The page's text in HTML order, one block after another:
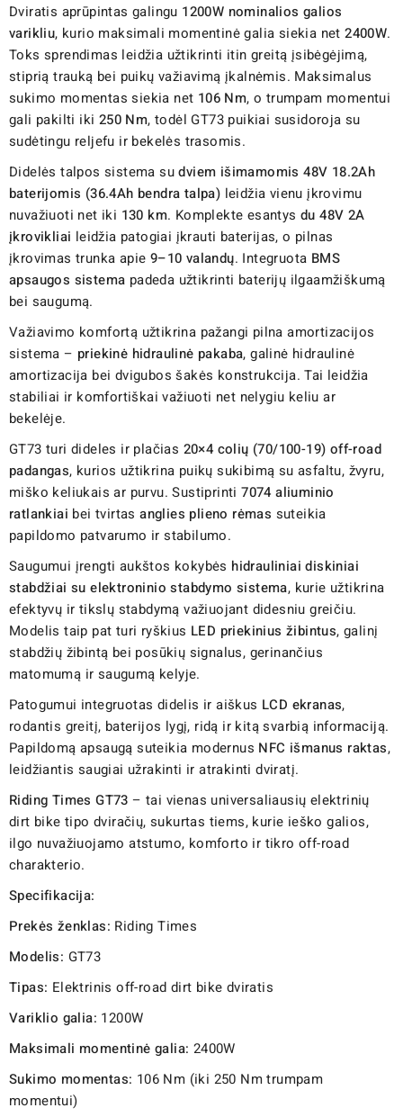
Dviratis aprūpintas galingu 1200W nominalios galios
varikliu, kurio maksimali momentinė galia siekia net2400W.
Toks sprendimas leidžia užtikrinti itin greitą įsibėgėjimą,
stiprią trauką bei puikų važiavimą įkalnėmis. Maksimalus
sukimo momentas siekia net 106 Nm, o trumpam momentui
gali pakilti iki 250 Nm, todėl GT73 puikiai susidoroja su
sudėtingu reljefu ir bekelės trasomis.
Didelės talpos sistema sudviem išimamomis 48V 18.2Ah
baterijomis (36.4Ah bendra talpa) leidžia vienu įkrovimu
nuvažiuoti net iki 130 km. Komplekte esantysdu 48V 2A
įkrovikliai leidžia patogiai įkrauti baterijas, o pilnas
įkrovimas trunka apie 9–10 valandų. Integruota BMS
apsaugos sistema padeda užtikrinti baterijų ilgaamžiškumą
bei saugumą.
Važiavimo komfortą užtikrina pažangi pilna amortizacijos
sistema – priekinė hidraulinė pakaba, galinė hidraulinė
amortizacija bei dvigubos šakės konstrukcija. Tai leidžia
stabiliai ir komfortiškai važiuoti net nelygiu keliu ar
bekelėje.
GT73 turi dideles ir plačias 20×4 colių (70/100-19) off-road
padangas, kurios užtikrina puikų sukibimą su asfaltu, žvyru,
miško keliukais ar purvu. Sustiprinti7074 aliuminio
ratlankiai bei tvirtasanglies plieno rėmas suteikia
papildomo patvarumo ir stabilumo.
Saugumui įrengti aukštos kokybės hidrauliniai diskiniai
stabdžiai su elektroninio stabdymo sistema, kurie užtikrina
efektyvų ir tikslų stabdymą važiuojant didesniu greičiu.
Modelis taip pat turi ryškius LED priekinius žibintus, galinį
stabdžių žibintą bei posūkių signalus, gerinančius
matomumą ir saugumą kelyje.
Patogumui integruotas didelis ir aiškus LCD ekranas,
rodantis greitį, baterijos lygį, ridą ir kitą svarbią informaciją.
Papildomą apsaugą suteikia modernus NFC išmanus raktas,
leidžiantis saugiai užrakinti ir atrakinti dviratį.
Riding Times GT73 – tai vienas universaliausių elektrinių
dirt bike tipo dviračių, sukurtas tiems, kurie ieško galios,
ilgo nuvažiuojamo atstumo, komforto ir tikro off-road
charakterio.
Specifikacija:
Prekės ženklas: Riding Times
Modelis: GT73
Tipas: Elektrinis off-road dirt bike dviratis
Variklio galia: 1200W
Maksimali momentinė galia: 2400W
Sukimo momentas: 106 Nm (iki 250 Nm trumpam
momentui)